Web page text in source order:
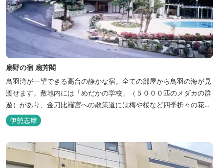
扇野の宿 扇芳閣
鳥羽湾が一望できる高台の静かな宿。全ての部屋から鳥羽の海が見
渡せます。敷地内には「めだかの学校」（５０００匹のメダカの群
遊）があり、金刀比羅宮への散策道には梅や桜など四季折々の花が
咲き誇り、ここ扇野ならではの懐かしい風景と感動に出会うことが
出来ます。 扇野温泉”初蕾の湯”では、水琴窟の音に耳をすませてみ
てください。ユニバーサルルーム、露天風呂付客室もあります。
伊勢志摩